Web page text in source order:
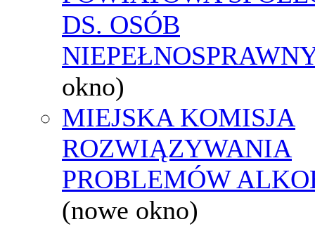
DS. OSÓB
okno)
MIEJSKA KOMISJA
ROZWIĄZYWANIA
PROBLEMÓW
(nowe okno)